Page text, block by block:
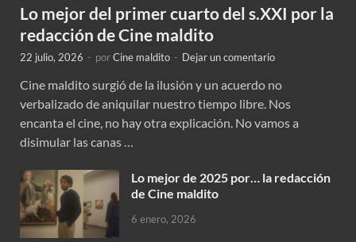
Lo mejor del primer cuarto del s.XXI por la
redacción de Cine maldito
22 julio, 2026 - porCine maldito - Dejar un comentario
Cine maldito surgió de la ilusión y un acuerdo no
verbalizado de aniquilar nuestro tiempo libre. Nos
encanta el cine, no hay otra explicación. No vamos a
disimular las canas …
Lo mejor de 2025 por… la redacción
de Cine maldito
6 enero, 2026